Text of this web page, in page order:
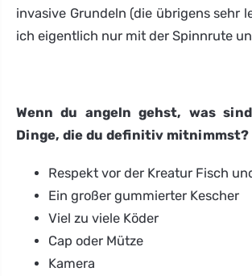
invasive Grundeln (die übrigens sehr
ich eigentlich nur mit der Spinnrute
Wenn du angeln gehst, was
Dinge, die du definitiv mitnimmst?
Respekt vor der Kreatur Fisch
Ein großer gummierter Kescher
Viel zu viele Köder
Cap oder Mütze
Kamera